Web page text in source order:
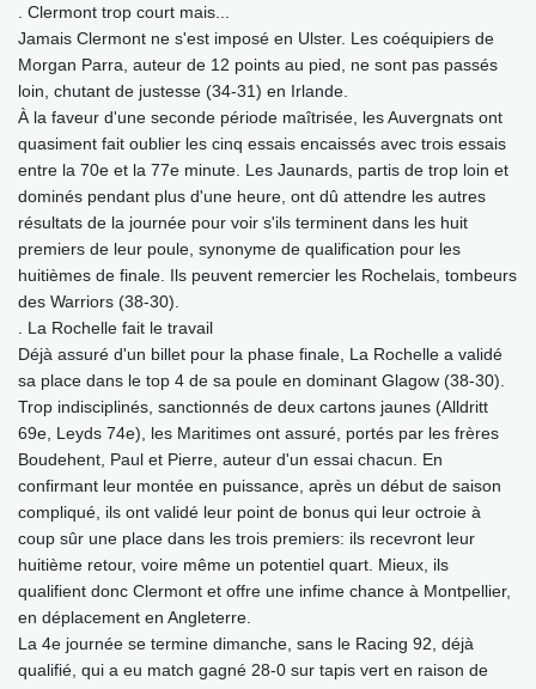
. Clermont trop court mais...
Jamais Clermont ne s'est imposé en Ulster. Les coéquipiers de
Morgan Parra, auteur de 12 points au pied, ne sont pas passés
loin, chutant de justesse (34-31) en Irlande.
À la faveur d'une seconde période maîtrisée, les Auvergnats ont
quasiment fait oublier les cinq essais encaissés avec trois essais
entre la 70e et la 77e minute. Les Jaunards, partis de trop loin et
dominés pendant plus d'une heure, ont dû attendre les autres
résultats de la journée pour voir s'ils terminent dans les huit
premiers de leur poule, synonyme de qualification pour les
huitièmes de finale. Ils peuvent remercier les Rochelais, tombeurs
des Warriors (38-30).
. La Rochelle fait le travail
Déjà assuré d'un billet pour la phase finale, La Rochelle a validé
sa place dans le top 4 de sa poule en dominant Glagow (38-30).
Trop indisciplinés, sanctionnés de deux cartons jaunes (Alldritt
69e, Leyds 74e), les Maritimes ont assuré, portés par les frères
Boudehent, Paul et Pierre, auteur d'un essai chacun. En
confirmant leur montée en puissance, après un début de saison
compliqué, ils ont validé leur point de bonus qui leur octroie à
coup sûr une place dans les trois premiers: ils recevront leur
huitième retour, voire même un potentiel quart. Mieux, ils
qualifient donc Clermont et offre une infime chance à Montpellier,
en déplacement en Angleterre.
La 4e journée se termine dimanche, sans le Racing 92, déjà
qualifié, qui a eu match gagné 28-0 sur tapis vert en raison de